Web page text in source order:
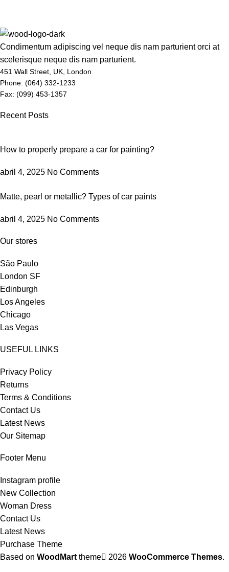
Condimentum adipiscing vel neque dis nam parturient orci at
scelerisque neque dis nam parturient.
451 Wall Street, UK, London
Phone: (064) 332-1233
Fax: (099) 453-1357
Recent Posts
How to properly prepare a car for painting?
abril 4, 2025 No Comments
Matte, pearl or metallic? Types of car paints
abril 4, 2025 No Comments
Our stores
São Paulo
London SF
Edinburgh
Los Angeles
Chicago
Las Vegas
USEFUL LINKS
Privacy Policy
Returns
Terms & Conditions
Contact Us
Latest News
Our Sitemap
Footer Menu
Instagram profile
New Collection
Woman Dress
Contact Us
Latest News
Purchase Theme
Based on WoodMart theme 2026 WooCommerce Themes.